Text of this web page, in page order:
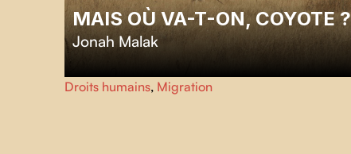
MAIS OÙ VA-T-ON, COYOTE ?
Jonah Malak
Depuis douze ans, Marisela et Ely organisent, avec leur
groupe de bénévoles, lesÁguilas del Desierto
Droits humains, Migration